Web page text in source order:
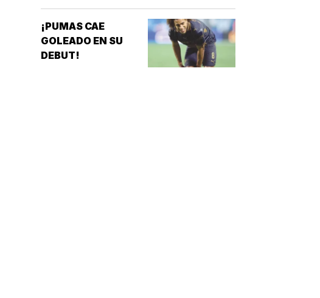
¡PUMAS CAE
GOLEADO EN SU
DEBUT!